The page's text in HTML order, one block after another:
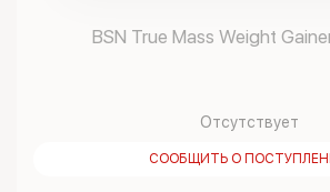
BSN True Mass Weight
Отсутствует
СООБЩИТЬ О